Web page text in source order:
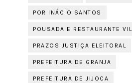
POR INÁCIO SANTOS
POUSADA E RESTAURANTE
PRAZOS JUSTIÇA ELEITORAL
PREFEITURA DE GRANJA
PREFEITURA DE JIJOCA